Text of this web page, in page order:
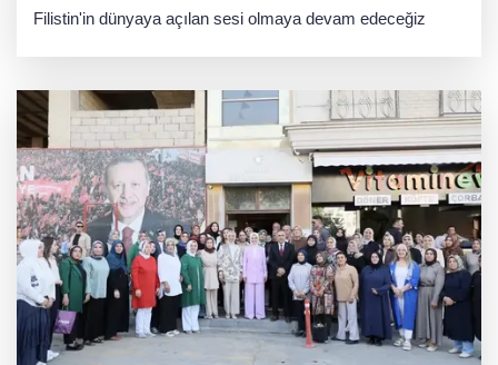
Filistin'in dünyaya açılan sesi olmaya devam edeceğiz